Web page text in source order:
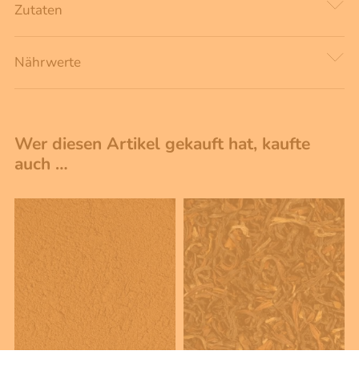
Zutaten
Nährwerte
Wer diesen Artikel gekauft hat, kaufte
auch …